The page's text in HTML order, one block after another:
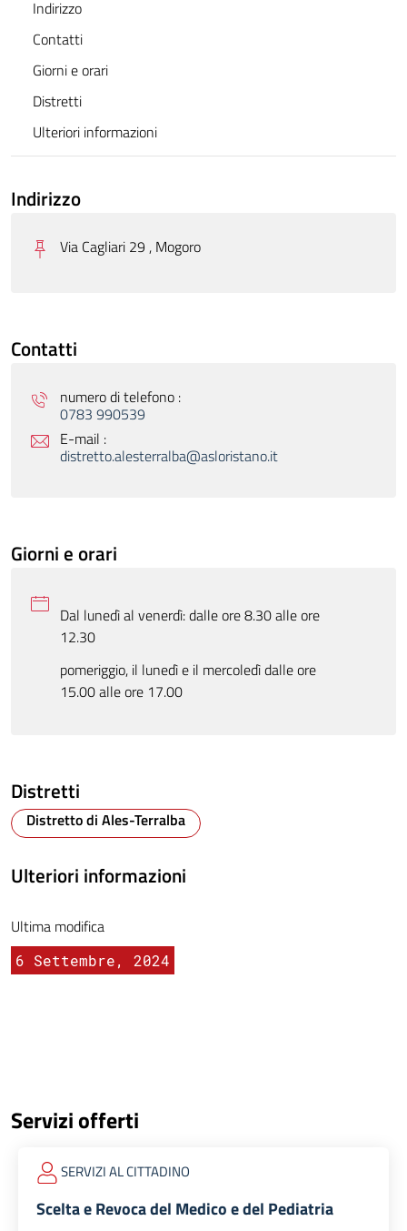
Indirizzo
Contatti
Giorni e orari
Distretti
Ulteriori informazioni
Indirizzo
Via Cagliari 29 , Mogoro
Contatti
numero di telefono :
0783 990539
E-mail :
distretto.alesterralba@asloristano.it
Giorni e orari
Dal lunedì al venerdì: dalle ore 8.30 alle ore
12.30
pomeriggio, il lunedì e il mercoledì dalle ore
15.00 alle ore 17.00
Distretti
Distretto di Ales-Terralba
Ulteriori informazioni
Ultima modifica
6 Settembre, 2024
Servizi offerti
SERVIZI AL CITTADINO
Scelta e Revoca del Medico e del Pediatria